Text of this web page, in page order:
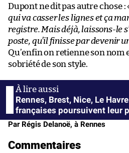
Dupont ne dit pas autre chose :
qui va casser les lignes et ça
registre. Mais déjà, laissons-le
poste, qu’il finisse par devenir
Qu’enfin on retienne son nom
sobriété de son style.
Rennes, Brest, Nice, Le
françaises poursuivent leur
Par Régis Delanoë, à Rennes
Commentaires